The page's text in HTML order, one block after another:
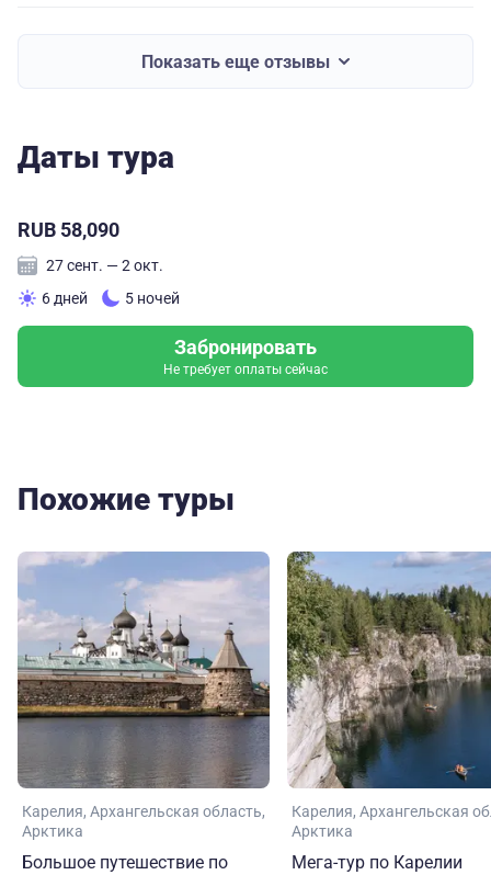
Показать еще отзывы
Даты тура
RUB 58,090
27 сент. — 2 окт.
6 дней
5 ночей
Забронировать
Не требует оплаты сейчас
Похожие туры
Карелия Архангельская область
Арктика
Большое путешествие по
Карелия Архангельская
Арктика
Мега-тур по Карелии